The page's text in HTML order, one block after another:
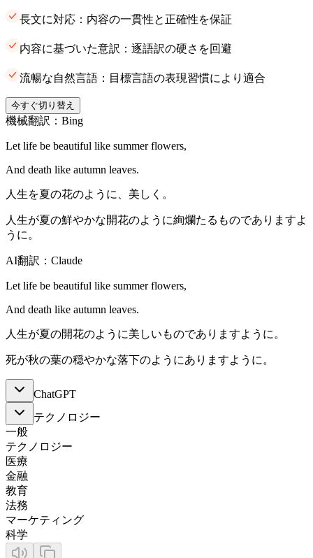
長文に対応：内容の一貫性と正確性を保証
内容に基づいた意訳：逐語訳の硬さを回避
流暢な自然言語：目標言語の表現習慣により適合
今すぐ切り替え
機械翻訳：Bing
Let life be beautiful like summer flowers,
And death like autumn leaves.
人生を夏の花のように、美しく。
人生が夏の鮮やかな開花のように絢爛たるものでありますよ
うに。
AI翻訳：Claude
Let life be beautiful like summer flowers,
And death like autumn leaves.
人生が夏の開花のように美しいものでありますように。
死が秋の葉の穏やかな落下のようにありますように。
ChatGPT
テクノロジー
一般
テクノロジー
医療
金融
教育
法務
マーケティング
科学